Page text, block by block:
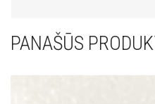
PANAŠŪS